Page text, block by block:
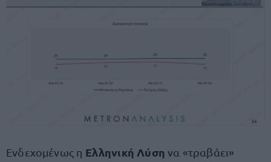
Ενδεχομένως η Ελληνική Λύσηνα «τραβάει»